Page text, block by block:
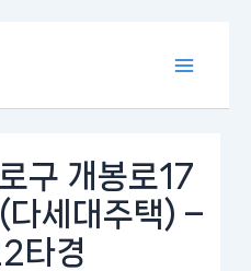
구 개봉로17
다세대주택) –
타경